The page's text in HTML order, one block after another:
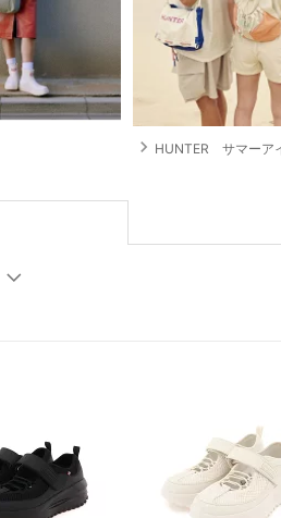
navigate_next HUNTER サマーア